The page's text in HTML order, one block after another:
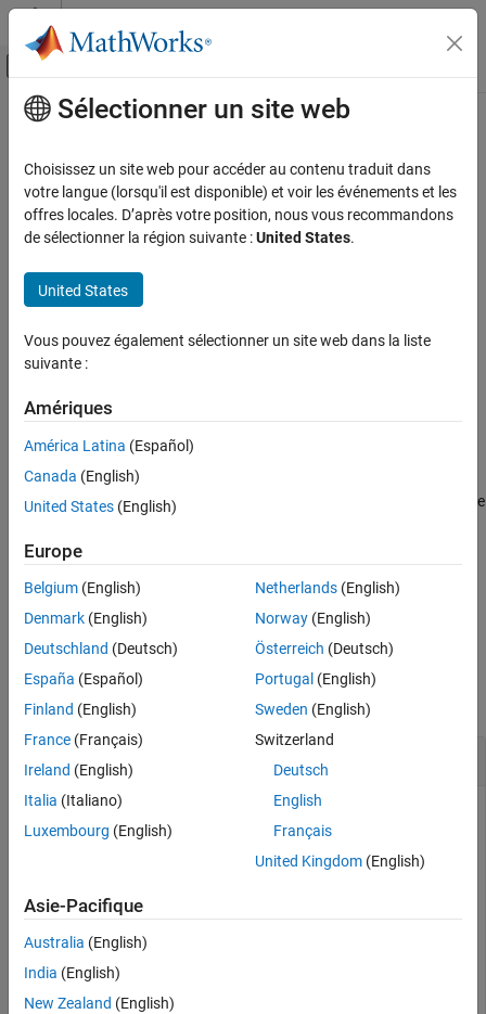
Passer au contenu
Activer/désactiver l'affichage du menu
Accueil de la documentation
Développement FPGA, ASIC et SoC
Fixed-Point Designer
Exploration des types de données
Spécification en virgule fixe
Spécification en virgule fixe dans MATLAB
Fonctions mathématiques en virgule fixe
SUR CETTE PAGE
Exemples
Arguments en entrée
Historique des versions
Voir aussi
Contenu principal
La traduction de cette page n'est pas à jour. Cliquez ici pour voir la
numel
réduire tous les éléments de la page
Syntaxe
n = numel(A)
A.
L'utilisation denumel
permet d’obtenir le
numelpour écrire un code indépendant du type de données
MATLAB pour la gestion des tableaux.
exemple
Exemples
réduire tout
Nombre d’éléments dans un tableau 2-D fi
Créez un tableau 2 par 3 d’objets
X = fi(ones(2,3),1,24,12)
X =
     1     1     1
     1     1     1
Sélectionner un site web
Choisissez un site web pour accéder au contenu traduit dans
votre langue (lorsqu'il est disponible) et voir les événements et les
offres locales. D’après votre position, nous vous recommandons
de sélectionner la région suivante :United States.
United States
Vous pouvez également sélectionner un site web dans la liste
suivante :
Amériques
América Latina (Español)
Canada (English)
United States (English)
Europe
Belgium (English)
Denmark (English)
Deutschland (Deutsch)
España (Español)
Finland (English)
France (Français)
Ireland (English)
Italia (Italiano)
Luxembourg (English)
Netherlands(English)
Norway(English)
Österreich (Deutsch)
Portugal (English)
Sweden (English)
Switzerland
Deutsch
English
Français
United Kingdom(English)
Asie-Pacifique
Australia (English)
India (English)
New Zealand (English)